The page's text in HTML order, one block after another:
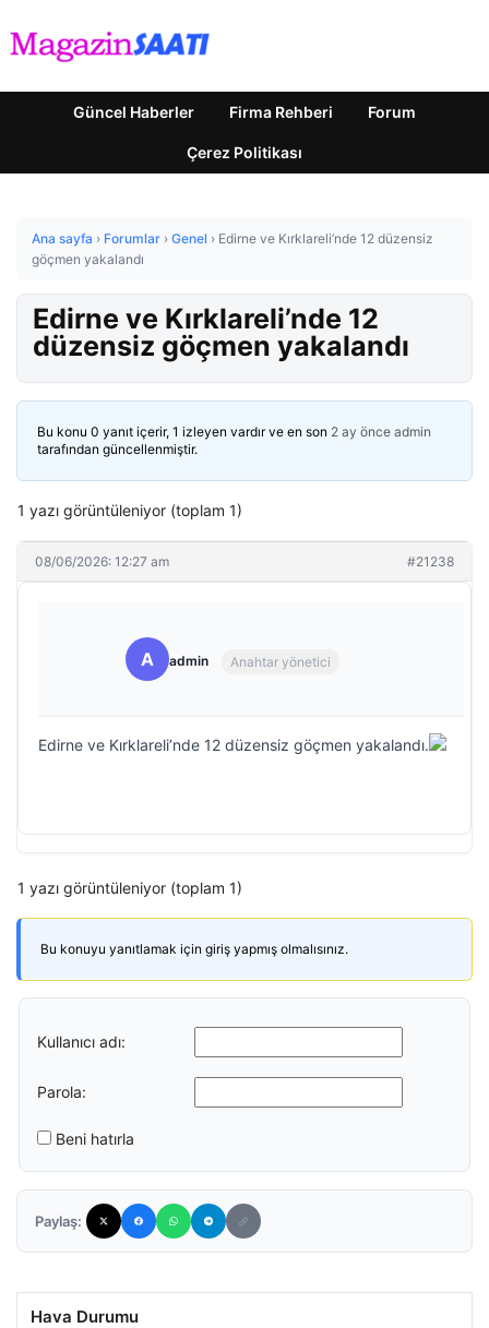
Güncel Haberler Firma Rehberi Forum
Çerez Politikası
Ana sayfa › Forumlar › Genel › Edirne ve Kırklareli’nde 12 düzensiz
göçmen yakalandı
Edirne ve Kırklareli’nde 12
düzensiz göçmen yakalandı
Bu konu 0 yanıt içerir, 1 izleyen vardır ve en son 2 ay önce admin
tarafından güncellenmiştir.
1 yazı görüntüleniyor (toplam 1)
08/06/2026: 12:27 am #21238
A admin Anahtar yönetici
Edirne ve Kırklareli’nde 12 düzensiz göçmen yakalandı.
1 yazı görüntüleniyor (toplam 1)
Bu konuyu yanıtlamak için giriş yapmış olmalısınız.
Kullanıcı adı:
Parola:
Beni hatırla
Paylaş:
Hava Durumu